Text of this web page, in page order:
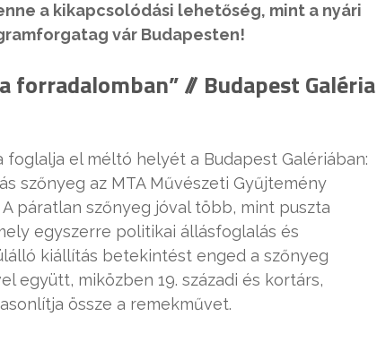
a kikapcsolódási lehetőség, mint a nyári
vár Budapesten!
// Budapest Galéria
foglalja el méltó helyét a Budapest Galériában:
szőnyeg az MTA Művészeti Gyűjtemény
páratlan szőnyeg jóval több, mint puszta
egyszerre politikai állásfoglalás és
kiállítás betekintést enged a szőnyeg
együtt, miközben 19. századi és kortárs,
össze a remekművet.